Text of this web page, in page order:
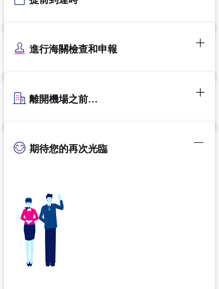
進行海關檢查和申報
離開機場之前…
期待您的再次光臨